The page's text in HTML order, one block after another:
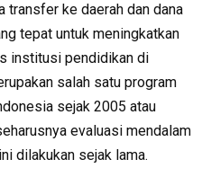
transfer ke daerah dan dana
tepat untuk meningkatkan
institusi pendidikan di
salah satu program
sejak 2005 atau
evaluasi mendalam
dilakukan sejak lama.